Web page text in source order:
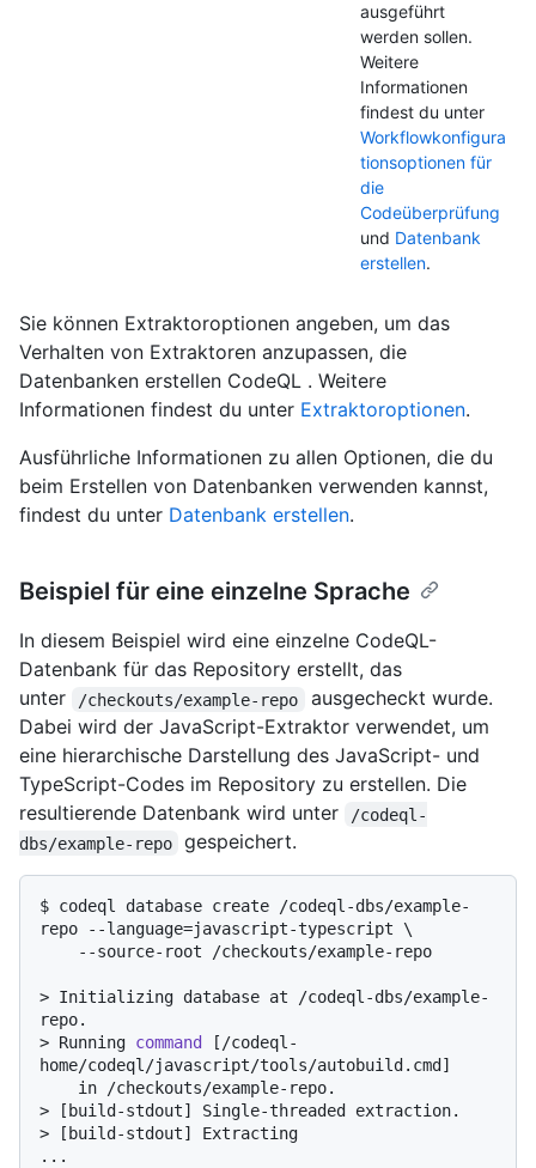
ausgeführt
werden sollen.
Weitere
Informationen
findest du unter
Workflowkonfigura
tionsoptionen für
die
Codeüberprüfung
und Datenbank
erstellen.
Sie können Extraktoroptionen angeben, um das
Verhalten von Extraktoren anzupassen, die
Datenbanken erstellen CodeQL . Weitere
Informationen findest du unter Extraktoroptionen.
Ausführliche Informationen zu allen Optionen, die du
beim Erstellen von Datenbanken verwenden kannst,
findest du unter Datenbank erstellen.
Beispiel für eine einzelne Sprache
In diesem Beispiel wird eine einzelne CodeQL-
Datenbank für das Repository erstellt, das
unter
/checkouts/example-repo
ausgecheckt wurde.
Dabei wird der JavaScript-Extraktor verwendet, um
eine hierarchische Darstellung des JavaScript- und
TypeScript-Codes im Repository zu erstellen. Die
resultierende Datenbank wird unter
/codeql-
dbs/example-repo
gespeichert.
$ codeql database create /codeql-dbs/example-
repo --language=javascript-typescript \
    --source-root /checkouts/example-repo
> Initializing database at /codeql-dbs/example-
repo.
> Running command
[/codeql-
home/codeql/javascript/tools/autobuild.cmd]
>
[build-stdout] Single-threaded extraction.
>
[build-stdout] Extracting